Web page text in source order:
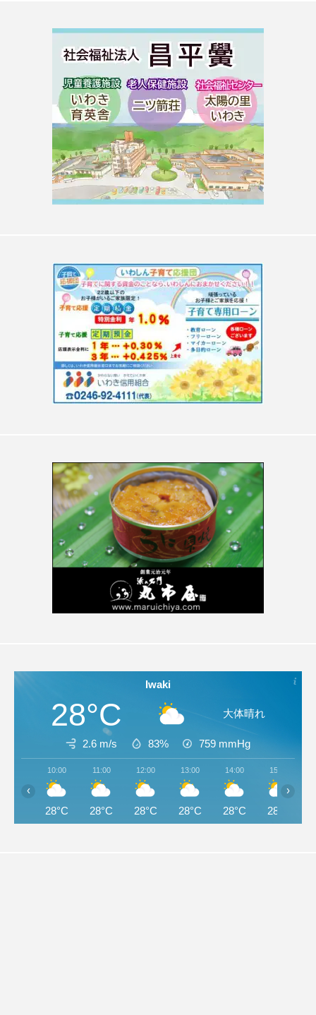
Iwaki
28°C 大体晴れ
2.6 m/s 83% 759 mmHg
10:00
28°C
11:00
28°C
12:00
28°C
13:00
28°C
14:00
28°C
15:00
28°C
‹ ›